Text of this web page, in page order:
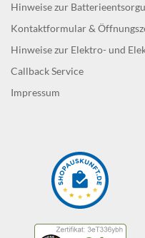
Hinweise zur
Kontaktformular &
Hinweise zur Elektro- und
Callback Service
Impressum